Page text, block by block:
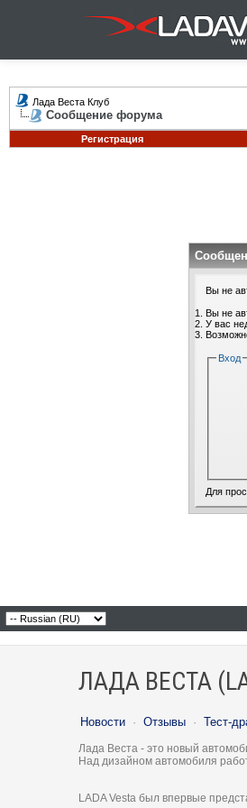
Лада Веста Клуб
Сообщение форума
Регистрация
Вы не
Вы не
У вас
Вход
Для
ЛАДА ВЕСТА
Новости · Отзывы · Тест-
Лада Веста - это новый
Над дизайном автомобиля
LADA Vesta был впервые